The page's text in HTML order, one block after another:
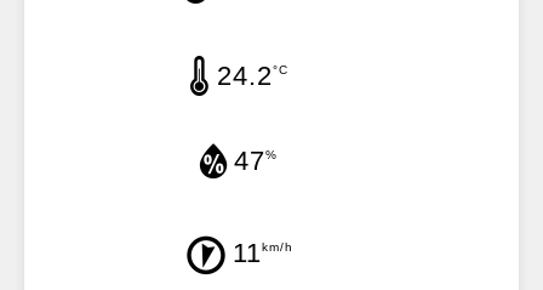
24.2°C
47%
11km/h